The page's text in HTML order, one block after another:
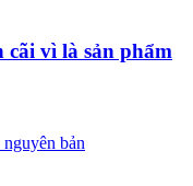
vì là sản phẩm
nguyên bản